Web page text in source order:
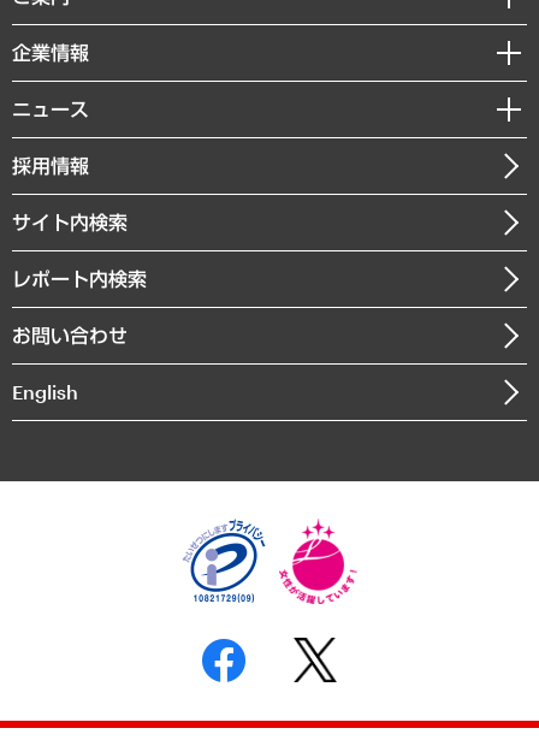
共生・ダイバーシティ
GRC（ガバナンス・リスク・コンプライアンス）・防災（政策）
経済・産業・雇用・労働
まちづくり・観光・交通・スポーツ・スマートシティ
自然資源・農林水産業・食料システム
レポート
コラム
経営用語集
受託・受注実績（官公庁関連）
メディア掲載・出演
セミナー・イベント情報
MUFGビジネスセミナー
受託案件情報
企業情報
私たちの想い
社長メッセージ
会社概要
沿革
組織図・本部部室紹介
インドネシア現地法人
個人情報保護方針
反社会的勢力に対する基本方針
書面による個人情報の開示等の請求の手続きについて
ニュース
ニュースリリース
お知らせ
採用情報
サイト内検索
レポート内検索
お問い合わせ
English